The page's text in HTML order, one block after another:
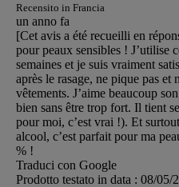
Recensito in Francia
un anno fa
[Cet avis a été recueilli en
pour peaux sensibles ! J’utilise
semaines et je suis vraiment
après le rasage, ne pique pas et
vêtements. J’aime beaucoup
bien sans être trop fort. Il tient
pour moi, c’est vrai !). Et
alcool, c’est parfait pour ma
% !
Traduci con Google
Prodotto testato in data : 08/05/